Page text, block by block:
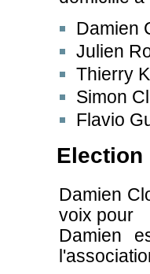
Damien
Julien
Thierry
Simon
Flavio
Election
Damien
voix pour
Damien